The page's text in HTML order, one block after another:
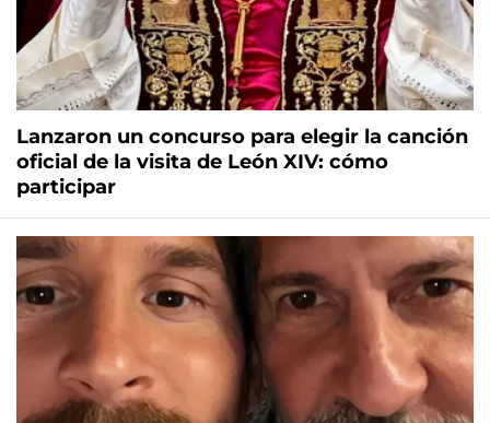
Lanzaron un concurso para elegir la canción
oficial de la visita de León XIV: cómo
participar